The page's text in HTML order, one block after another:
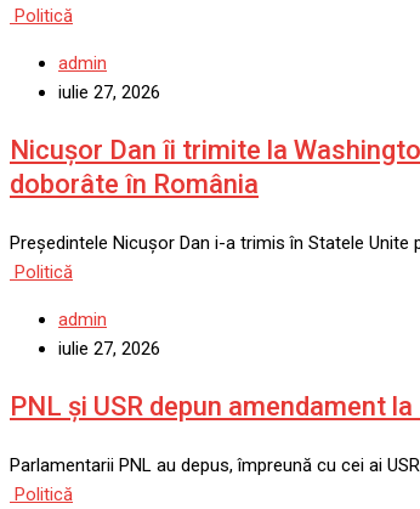
Politică
admin
iulie 27, 2026
Nicușor Dan îi trimite la
doborâte în România
Președintele Nicușor Dan i-a trimis în Statele
Politică
admin
iulie 27, 2026
PNL și USR depun amendament
Parlamentarii PNL au depus, împreună cu cei ai
Politică